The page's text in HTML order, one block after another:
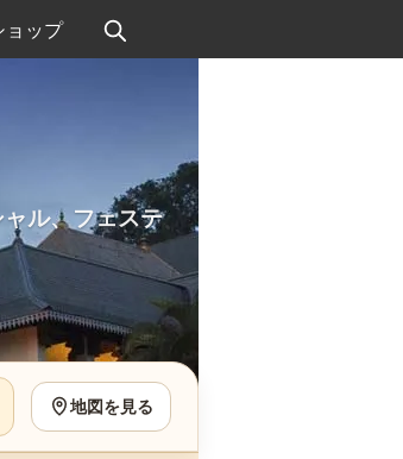
ョップ
ル、フェステ
地図を見る